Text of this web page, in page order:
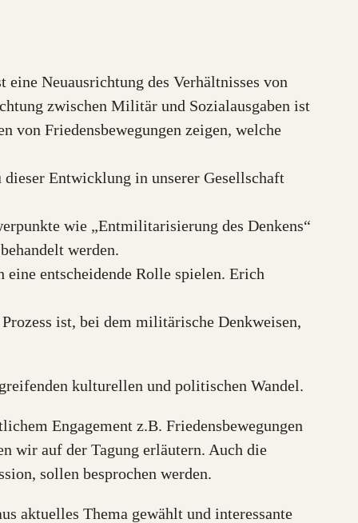
eine Neuausrichtung des Verhältnisses von
zwischen Militär und Sozialausgaben ist
von Friedensbewegungen zeigen, welche
Entwicklung in unserer Gesellschaft
wie „Entmilitarisierung des Denkens“
werden.
entscheidende Rolle spielen. Erich
ist, bei dem militärische Denkweisen,
kulturellen und politischen Wandel.
Engagement z.B. Friedensbewegungen
wir auf der Tagung erläutern. Auch die
sollen besprochen werden.
aktuelles Thema gewählt und interessante